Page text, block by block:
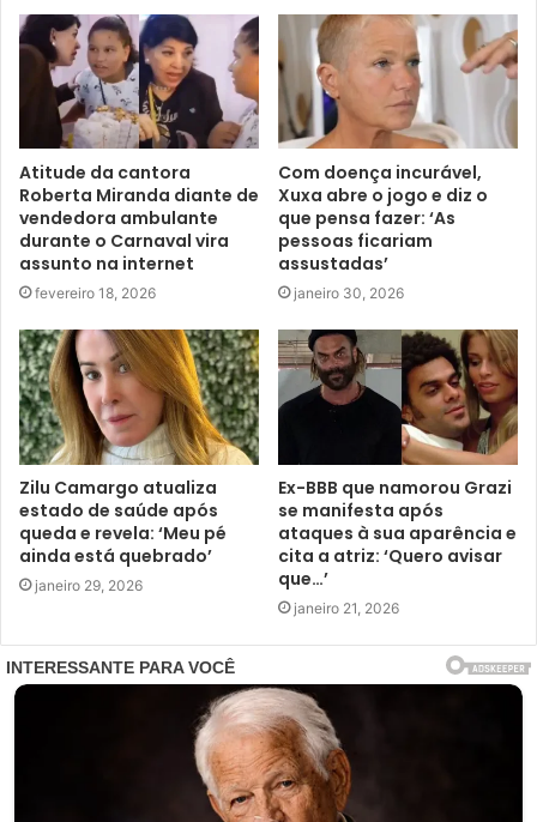
Atitude da cantora
Roberta Miranda diante de
vendedora ambulante
durante o Carnaval vira
assunto na internet
fevereiro 18, 2026
Com doença incurável,
Xuxa abre o jogo e diz o
que pensa fazer: ‘As
pessoas ficariam
assustadas’
janeiro 30, 2026
Zilu Camargo atualiza
estado de saúde após
queda e revela: ‘Meu pé
ainda está quebrado’
janeiro 29, 2026
Ex-BBB que namorou Grazi
se manifesta após
ataques à sua aparência e
cita a atriz: ‘Quero avisar
que…’
janeiro 21, 2026